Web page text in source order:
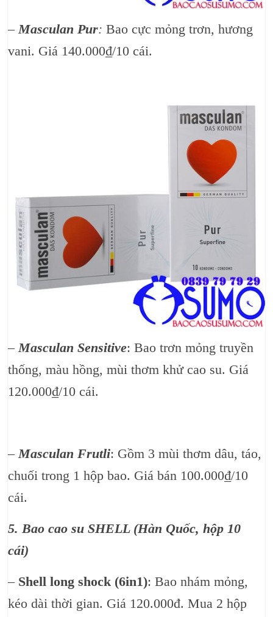
–Masculan Pur:Bao cực mỏng trơn, hương
vani. Giá 140.000₫/10 cái.
–Masculan Sensitive: Bao trơn mỏng truyền
thống, màu hồng, mùi thơm khử cao su. Giá
120.000₫/10 cái.
–Masculan Frutli: Gồm 3 mùi thơm dâu, táo,
chuối trong 1 hộp bao. Giá bán 100.000₫/10
cái.
5. Bao cao su SHELL (Hàn Quốc, hộp 10
cái)
– Shell long shock (6in1): Bao nhám mỏng,
kéo dài thời gian. Giá 120.000đ. Mua 2 hộp